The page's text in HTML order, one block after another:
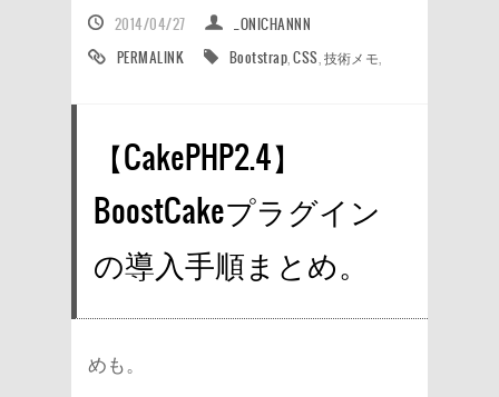
2014/04/27
_ONICHANNN
PERMALINK
Bootstrap ,CSS 技術メモ
【CakePHP2.4】
BoostCakeプラグイン
の導入手順まとめ。
めも。